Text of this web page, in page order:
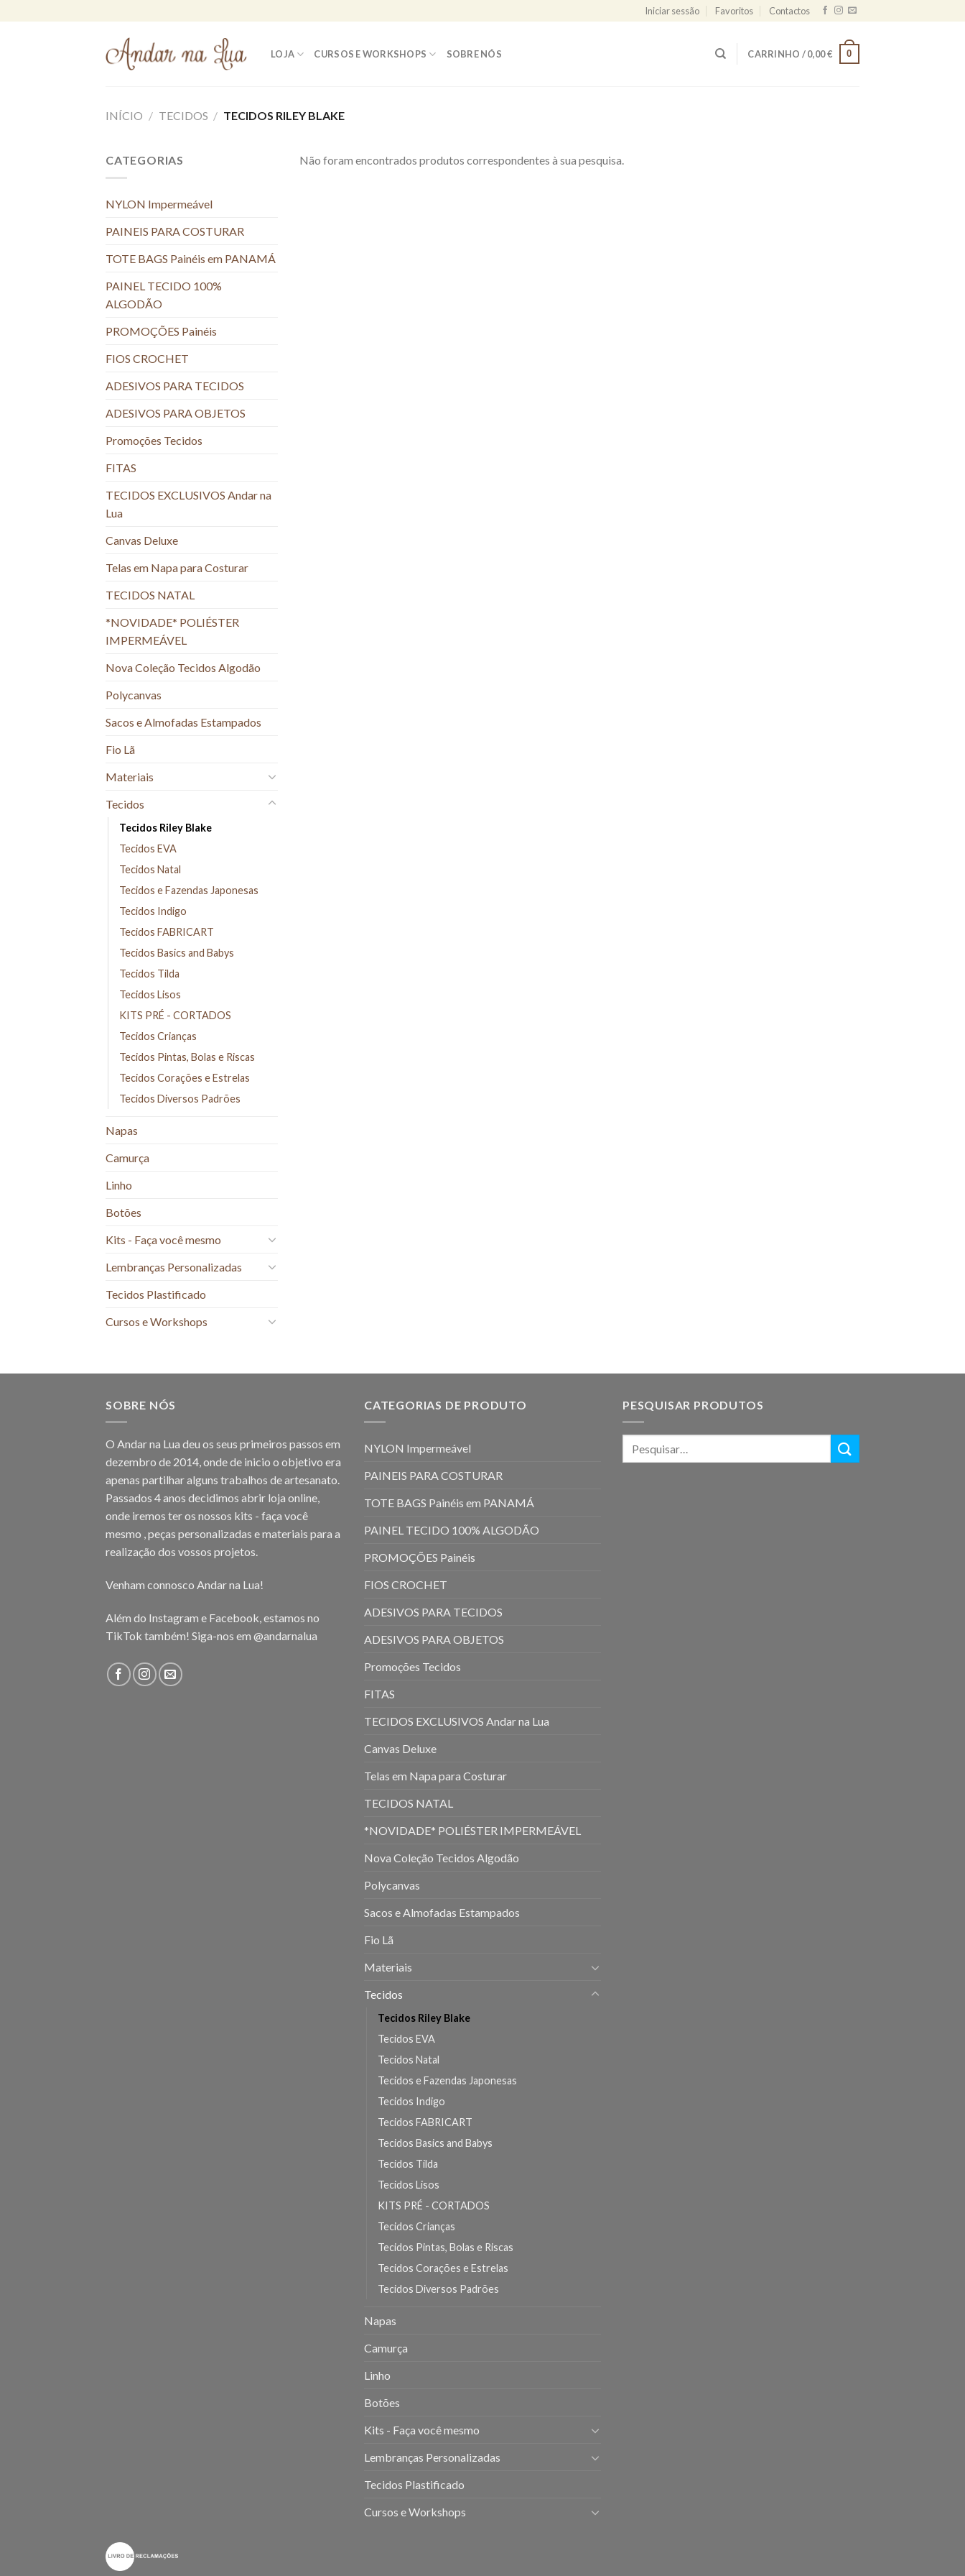
to
Iniciar sessão Favoritos Contactos
LOJA CURSOS E WORKSHOPS SOBRE NÓS CARRINHO /0,00€ 0
INÍCIO / TECIDOS / TECIDOS RILEY BLAKE
CATEGORIAS
NYLON Impermeável
PAINEIS PARA COSTURAR
TOTE BAGS Painéis em PANAMÁ
PAINEL TECIDO 100%
ALGODÃO
PROMOÇÕES Painéis
FIOS CROCHET
ADESIVOS PARA TECIDOS
ADESIVOS PARA OBJETOS
Promoções Tecidos
FITAS
TECIDOS EXCLUSIVOS Andar na
Lua
Canvas Deluxe
Telas em Napa para Costurar
TECIDOS NATAL
*NOVIDADE* POLIÉSTER
IMPERMEÁVEL
Nova Coleção Tecidos Algodão
Polycanvas
Sacos e Almofadas Estampados
Fio Lã
Materiais
Tecidos
Tecidos Riley Blake
Tecidos EVA
Tecidos Natal
Tecidos e Fazendas Japonesas
Tecidos Indigo
Tecidos FABRICART
Tecidos Basics and Babys
Tecidos Tilda
Tecidos Lisos
KITS PRÉ - CORTADOS
Tecidos Crianças
Tecidos Pintas, Bolas e Riscas
Tecidos Corações e Estrelas
Tecidos Diversos Padrões
Napas
Camurça
Linho
Botões
Kits - Faça você mesmo
Lembranças Personalizadas
Tecidos Plastificado
Cursos e Workshops
Não foram encontrados produtos correspondentes à sua pesquisa.
SOBRE NÓS
O Andar na Lua deu os seus primeiros passos em
dezembro de 2014, onde de inicio o objetivo era
apenas partilhar alguns trabalhos de artesanato.
Passados 4 anos decidimos abrir loja online,
onde iremos ter os nossos kits - faça você
mesmo , peças personalizadas e materiais para a
realização dos vossos projetos.
Venham connosco Andar na Lua!
Além do Instagram e Facebook, estamos no
TikTok também! Siga-nos em @andarnalua
CATEGORIAS DE PRODUTO
NYLON Impermeável
PAINEIS PARA COSTURAR
TOTE BAGS Painéis em PANAMÁ
PAINEL TECIDO 100% ALGODÃO
PROMOÇÕES Painéis
FIOS CROCHET
ADESIVOS PARA TECIDOS
ADESIVOS PARA OBJETOS
Promoções Tecidos
FITAS
TECIDOS EXCLUSIVOS Andar na Lua
Canvas Deluxe
Telas em Napa para Costurar
TECIDOS NATAL
*NOVIDADE* POLIÉSTER IMPERMEÁVEL
Nova Coleção Tecidos Algodão
Polycanvas
Sacos e Almofadas Estampados
Fio Lã
Materiais
Tecidos
Tecidos Riley Blake
Tecidos EVA
Tecidos Natal
Tecidos e Fazendas Japonesas
Tecidos Indigo
Tecidos FABRICART
Tecidos Basics and Babys
Tecidos Tilda
Tecidos Lisos
KITS PRÉ - CORTADOS
Tecidos Crianças
Tecidos Pintas, Bolas e Riscas
Tecidos Corações e Estrelas
Tecidos Diversos Padrões
Napas
Camurça
Linho
Botões
Kits - Faça você mesmo
Lembranças Personalizadas
Tecidos Plastificado
Cursos e Workshops
PESQUISAR PRODUTOS